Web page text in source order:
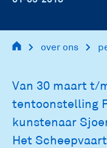
main
over ons
Van 30 maart t/
tentoonstelling
kunstenaar
Het